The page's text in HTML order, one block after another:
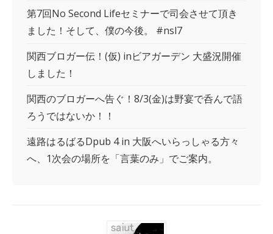
第7回No Second Lifeセミナーで司会させて頂き
ました！そして、僕の今後。 #nsl7
関西ブロガー伝！(仮) inビアガーデン 大盛況開催
しました！
関西のブロガーへ告ぐ！8/3(金)は野宴で呑んで語
ろうではないか！！
遠路はるばるDpub 4 in 大阪へいらっしゃる方々
へ、1次会の場所を「言葉のみ」でご案内。